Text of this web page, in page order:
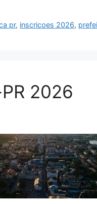
pr, inscricoes 2026,
2026